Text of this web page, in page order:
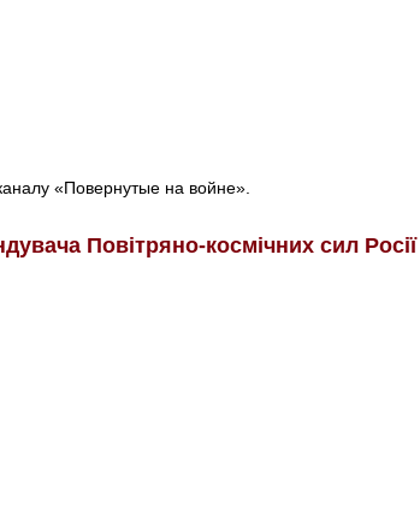
«Повернутые на войне».
Повітряно-космічних сил Росії